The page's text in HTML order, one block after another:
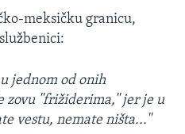
meksičku granicu,
jednom od onih
''frižiderima,'' jer je u
vestu, nemate ništa...''